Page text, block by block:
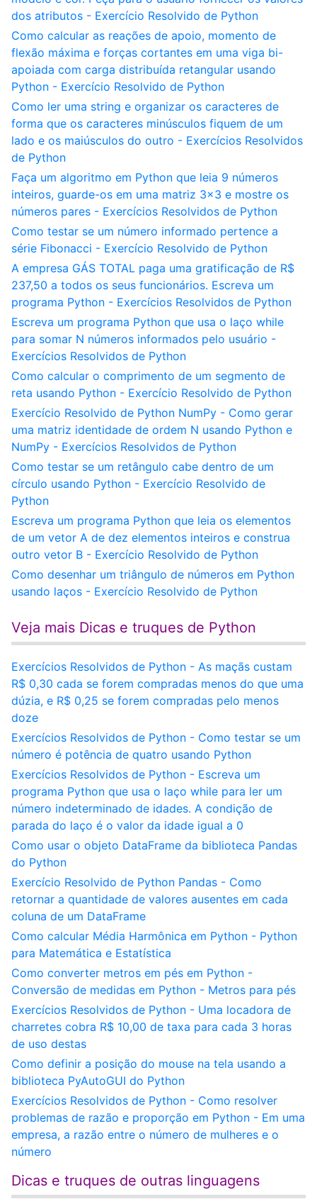
dos atributos - Exercício Resolvido de Python
Como calcular as reações de apoio, momento de
flexão máxima e forças cortantes em uma viga bi-
apoiada com carga distribuída retangular usando
Python - Exercício Resolvido de Python
Como ler uma string e organizar os caracteres de
forma que os caracteres minúsculos fiquem de um
lado e os maiúsculos do outro - Exercícios Resolvidos
de Python
Faça um algoritmo em Python que leia 9 números
inteiros, guarde-os em uma matriz 3x3 e mostre os
números pares - Exercícios Resolvidos de Python
Como testar se um número informado pertence a
série Fibonacci - Exercício Resolvido de Python
A empresa GÁS TOTAL paga uma gratificação de R$
237,50 a todos os seus funcionários. Escreva um
programa Python - Exercícios Resolvidos de Python
Escreva um programa Python que usa o laço while
para somar N números informados pelo usuário -
Exercícios Resolvidos de Python
Como calcular o comprimento de um segmento de
reta usando Python - Exercício Resolvido de Python
Exercício Resolvido de Python NumPy - Como gerar
uma matriz identidade de ordem N usando Python e
NumPy - Exercícios Resolvidos de Python
Como testar se um retângulo cabe dentro de um
círculo usando Python - Exercício Resolvido de
Python
Escreva um programa Python que leia os elementos
de um vetor A de dez elementos inteiros e construa
outro vetor B - Exercício Resolvido de Python
Como desenhar um triângulo de números em Python
usando laços - Exercício Resolvido de Python
Veja mais Dicas e truques de Python
Exercícios Resolvidos de Python - As maçãs custam
R$ 0,30 cada se forem compradas menos do que uma
dúzia, e R$ 0,25 se forem compradas pelo menos
doze
Exercícios Resolvidos de Python - Como testar se um
número é potência de quatro usando Python
Exercícios Resolvidos de Python - Escreva um
programa Python que usa o laço while para ler um
número indeterminado de idades. A condição de
parada do laço é o valor da idade igual a 0
Como usar o objeto DataFrame da biblioteca Pandas
do Python
Exercício Resolvido de Python Pandas - Como
retornar a quantidade de valores ausentes em cada
coluna de um DataFrame
Como calcular Média Harmônica em Python - Python
para Matemática e Estatística
Como converter metros em pés em Python -
Conversão de medidas em Python - Metros para pés
Exercícios Resolvidos de Python - Uma locadora de
charretes cobra R$ 10,00 de taxa para cada 3 horas
de uso destas
Como definir a posição do mouse na tela usando a
biblioteca PyAutoGUI do Python
Exercícios Resolvidos de Python - Como resolver
problemas de razão e proporção em Python - Em uma
empresa, a razão entre o número de mulheres e o
número
Dicas e truques de outras linguagens